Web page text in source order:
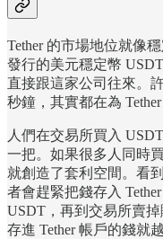
Tether 的市場地位就像
發行的美元穩定幣
直接跟這家公司往來。
秒鐘，其實都在為 Tether
人們在交易所買入
一把。如果很多人同時
就創造了套利空間。看
者會趕緊把錢存入
USDT，再到交易所賣
存進 Tether 帳戶的錢就